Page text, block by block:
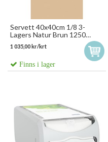
Servett 40x40cm 1/8 3-
Lagers Natur Brun 1250
1 035,00 kr/krt
Finns i lager